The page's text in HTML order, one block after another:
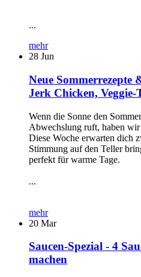
...
mehr
28 Jun
Neue
Jerk Chicken,
Wenn die Sonne den
Abwechslung ruft, haben
Diese Woche erwarten dich
Stimmung auf den Teller
perfekt für warme Tage.
...
mehr
20 Mar
Saucen-Spezial - 4
machen